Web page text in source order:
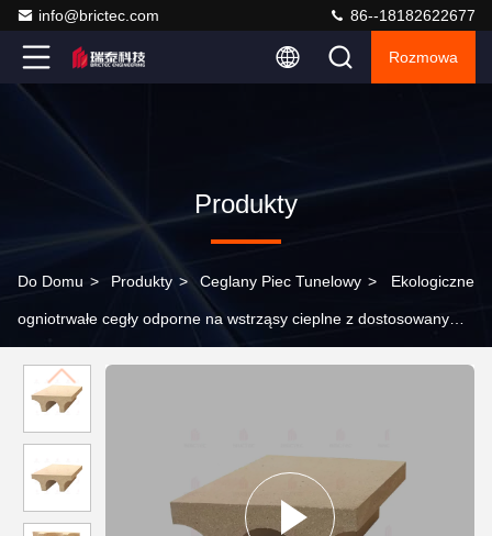
info@brictec.com 86--18182622677
Rozmowa
Produkty
Do Domu > Produkty > Ceglany Piec Tunelowy > Ekologiczne
ogniotrwałe cegły odporne na wstrząsy cieplne z dostosowanymi